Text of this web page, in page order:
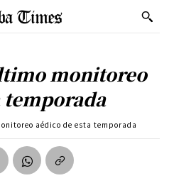
monitoreo
temporada
aédico de esta temporada